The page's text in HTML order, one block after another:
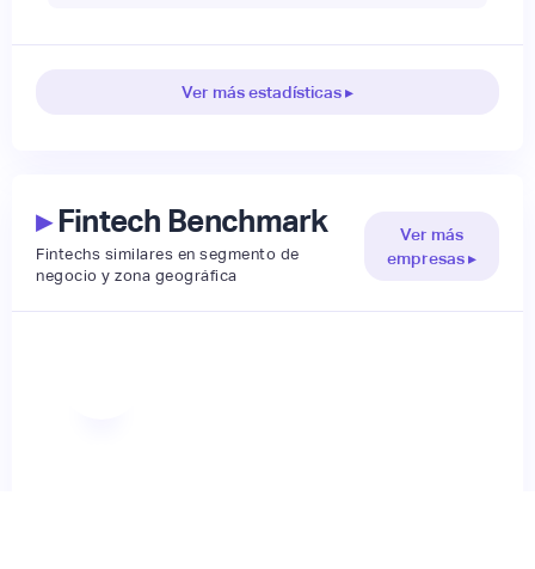
Ver más estadísticas ▸
▸Fintech Benchmark
Fintechs similares en segmento de
negocio y zona geográfica
Ver más
empresas ▸